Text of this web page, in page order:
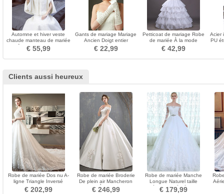
Automne et hiver veste
chaude manteau de mariée
châle imitation fourrure
châle
€ 55,99
Gants de mariage Mariage
Ancien Doigt entier
Approprié Chaud
€ 22,99
Petticoat de mariage Robe
de mariée À la mode
Taffetas en polyester
€ 42,99
Acier
PU
Clients aussi heureux
Robe de mariée Dos nu A-
ligne Triangle Inversé
Mancheron Perler
€ 202,99
Robe de mariée Broderie
De plein air Mancheron
Soie À la masse
€ 246,99
Robe de mariée Manche
Longue Naturel taille
Elégant Rosée épaule
€ 179,99